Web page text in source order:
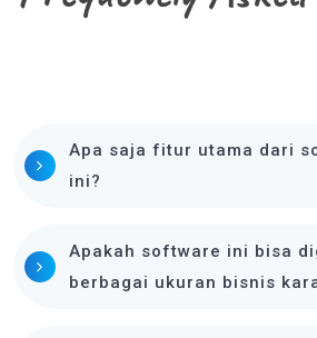
Apa saja fitur utama dari
ini?
Apakah software ini bisa
berbagai ukuran bisnis